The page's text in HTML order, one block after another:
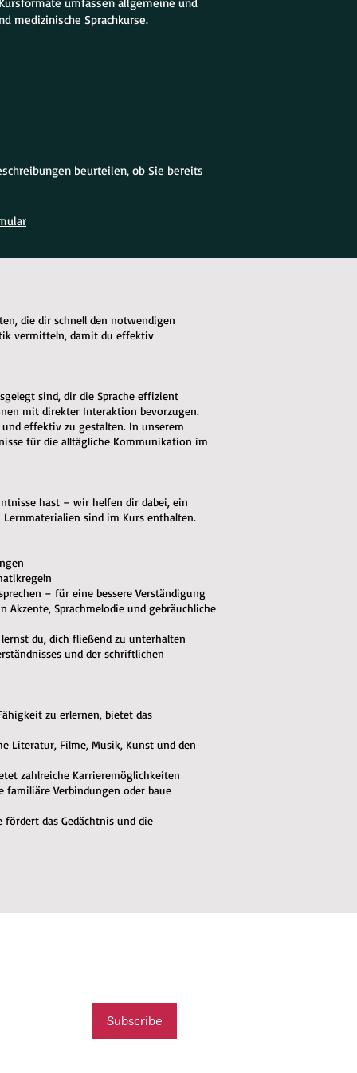
medizinische Sprachkurse.
beurteilen, ob Sie bereits
die dir schnell den notwendigen
vermitteln, damit du effektiv
sind, dir die Sprache effizient
mit direkter Interaktion bevorzugen.
effektiv zu gestalten. In unserem
für die alltägliche Kommunikation im
hast – wir helfen dir dabei, ein
sind im Kurs enthalten.
– für eine bessere Verständigung
Akzente, Sprachmelodie und gebräuchliche
du, dich fließend zu unterhalten
und der schriftlichen
zu erlernen, bietet das
Literatur, Filme, Musik, Kunst und den
zahlreiche Karrieremöglichkeiten
familiäre Verbindungen oder baue
fördert das Gedächtnis und die
Subscribe